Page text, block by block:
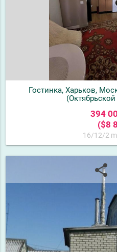
Гостинка, Харьков,
394
($8
16/12/2
share